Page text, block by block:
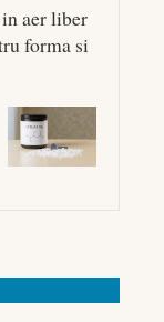
aer liber
forma si